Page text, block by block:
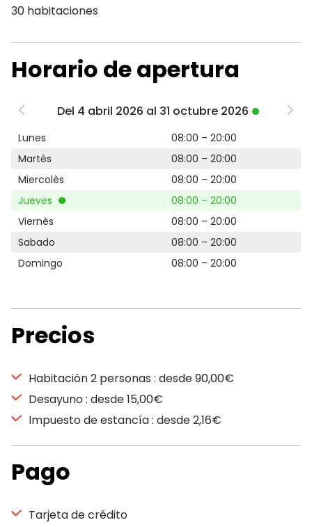
30 habitaciones
Horario de apertura
Del 4 abril 2026 al 31 octubre 2026
Lunes
08:00 – 20:00
Martès
08:00 – 20:00
Miercolès
08:00 – 20:00
Jueves
08:00 – 20:00
Viernès
08:00 – 20:00
Sabado
08:00 – 20:00
Domingo
08:00 – 20:00
Precios
Habitación 2 personas : desde 90,00€
Desayuno : desde 15,00€
Impuesto de estancía : desde 2,16€
Pago
Tarjeta de crédito